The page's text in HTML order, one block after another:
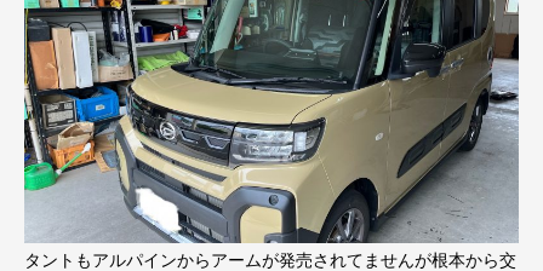
タントもアルパインからアームが発売されてませんが根本から交